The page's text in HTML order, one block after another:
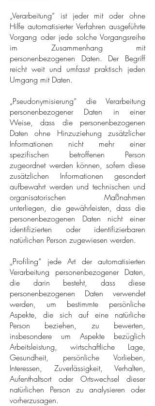
„Verarbeitung“ ist jeder mit oder ohne
Hilfe automatisierter Verfahren ausgeführte
Vorgang oder jede solche Vorgangsreihe
im Zusammenhang mit
personenbezogenen Daten. Der Begriff
reicht weit und umfasst praktisch jeden
Umgang mit Daten.
„Pseudonymisierung“ die Verarbeitung
personenbezogener Daten in einer
Weise, dass die personenbezogenen
Daten ohne Hinzuziehung zusätzlicher
Informationen nicht mehr einer
spezifischen betroffenen Person
zugeordnet werden können, sofern diese
zusätzlichen Informationen gesondert
aufbewahrt werden und technischen und
organisatorischen Maßnahmen
unterliegen, die gewährleisten, dass die
personenbezogenen Daten nicht einer
identifizierten oder identifizierbaren
natürlichen Person zugewiesen werden.
„Profiling“ jede Art der automatisierten
Verarbeitung personenbezogener Daten,
die darin besteht, dass diese
personenbezogenen Daten verwendet
werden, um bestimmte persönliche
Aspekte, die sich auf eine natürliche
Person beziehen, zu bewerten,
insbesondere um Aspekte bezüglich
Arbeitsleistung, wirtschaftliche Lage,
Gesundheit, persönliche Vorlieben,
Interessen, Zuverlässigkeit, Verhalten,
Aufenthaltsort oder Ortswechsel dieser
natürlichen Person zu analysieren oder
vorherzusagen.